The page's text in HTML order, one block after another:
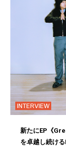
INTERVIEW
新たにEP《
を卓越し続け